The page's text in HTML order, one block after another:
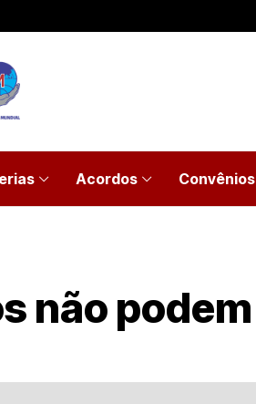
Acordos Convênios
não podem